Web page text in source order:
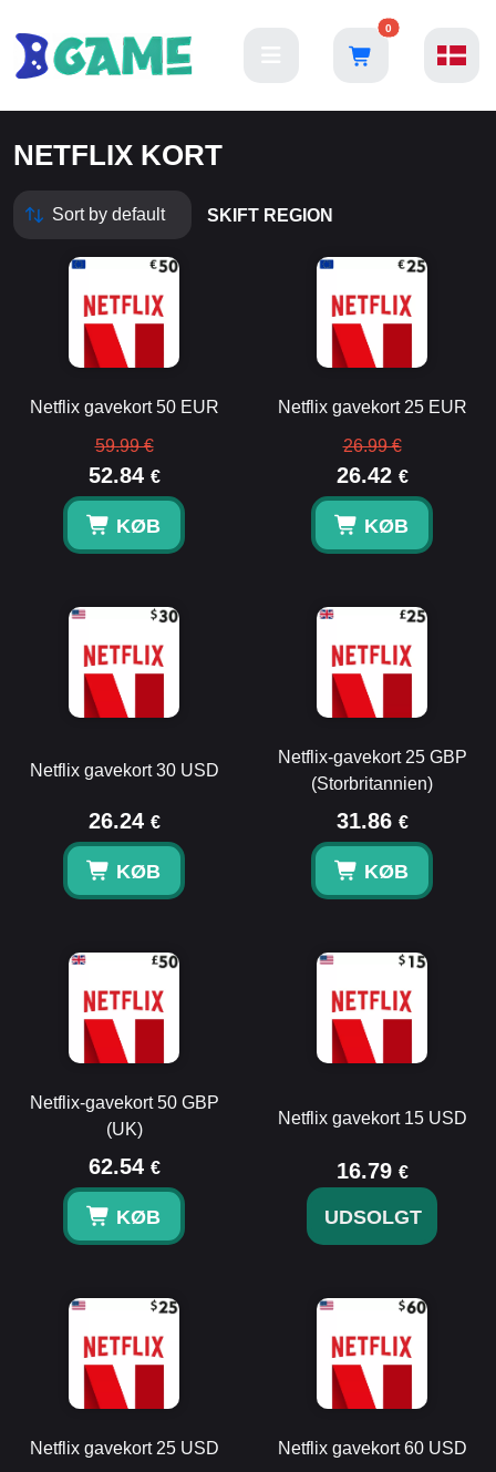
0
NETFLIX KORT
SKIFT REGION
Netflix gavekort 50 EUR
59.99 €
52.84 €
KØB
Netflix gavekort 25 EUR
26.99 €
26.42 €
KØB
Netflix gavekort 30 USD
26.24 €
KØB
Netflix-gavekort 25 GBP
(Storbritannien)
31.86 €
KØB
Netflix-gavekort 50 GBP
(UK)
62.54 €
KØB
Netflix gavekort 15 USD
16.79 €
UDSOLGT
Netflix gavekort 25 USD Netflix gavekort 60 USD